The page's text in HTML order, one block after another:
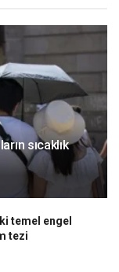
sıcaklık
temel engel
tezi